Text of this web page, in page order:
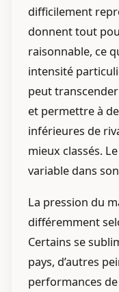
difficilement
donnent tout
raisonnable, ce
intensité
peut
et permettre à
inférieures de
mieux classés.
variable dans
La pression du
différemment
Certains se
pays, d’autres
performances